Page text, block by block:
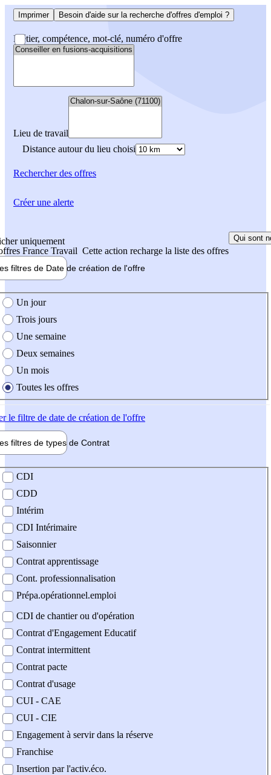
Imprimer Besoin d'aide sur la recherche d'offres d'emploi ?
Métier, compétence, mot-clé, numéro d'offre
Lieu de travail
Distance autour du lieu choisi
Rechercherdes offres
uniquement
France Travail Cette action recharge la liste des offres
Qui sont
filtres de Date de création de l'offre
création de l'offre
Un jour
Trois jours
Une semaine
Deux semaines
Un mois
Toutes les offres
le filtre de date de création de l'offre
filtres de types de Contrat
contrat
CDI
CDD
Intérim
CDI Intérimaire
Saisonnier
Contrat apprentissage
Cont. professionnalisation
Prépa.opérationnel.emploi
CDI de chantier ou d'opération
Contrat d'Engagement Educatif
Contrat intermittent
Contrat pacte
Contrat d'usage
CUI - CAE
CUI - CIE
Engagement à servir dans la réserve
Franchise
Insertion par l'activ.éco.
Créer une alerte